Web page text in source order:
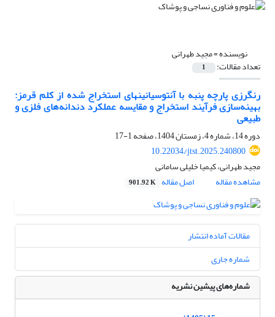
نویسنده =مجید طهرانی
تعداد مقالات: 1
رنگرزی پارچه پنبه با آنتوسیانین­های استخراج شده از کلم قرمز:
بهینه‌سازی فرآیند استخراج و مقایسه عملکرد دندانه‌های فلزی و
طبیعی
دوره 14، شماره 4، زمستان 1404، صفحه
1-17
10.22034/jtst.2025.240800
مجید طهرانی، کیمیا خلیلی سامانی
مشاهده مقاله
اصل مقاله 901.92 K
مقالات آماده انتشار
شماره جاری
شماره‌های پیشین نشریه